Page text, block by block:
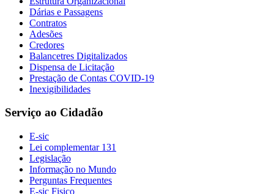
Dárias e Passagens
Contratos
Adesões
Credores
Balancetres Digitalizados
Dispensa de Licitação
Prestação de Contas COVID-19
Inexigibilidades
Serviço ao Cidadão
E-sic
Lei complementar 131
Legislação
Informação no Mundo
Perguntas Frequentes
E-sic Fisico